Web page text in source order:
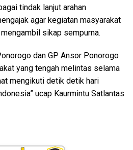
tindak lanjut arahan
agar kegiatan masyarakat
sikap sempurna.
dan GP Ansor Ponorogo
yang tengah melintas selama
mengikuti detik detik hari
ucap Kaurmintu Satlantas